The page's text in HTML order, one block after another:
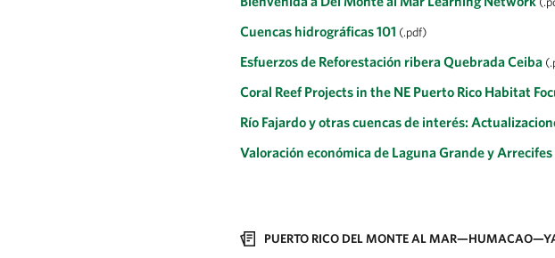
Cuencas hidrográficas 101 (.pdf)
Esfuerzos de Reforestación ribera Quebrada Ceiba
Coral Reef Projects in the NE Puerto Rico Habitat
Río Fajardo y otras cuencas de interés:
Valoración económica de Laguna Grande y
PUERTO RICO DEL MONTE AL